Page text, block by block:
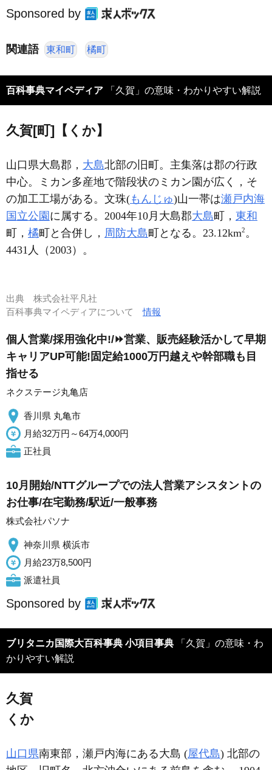
Sponsored by
関連語 東和町 橘町
百科事典マイペディア 「久賀」の意味・わかりやすい解説
久賀[町]【くか】
山口県大島郡， 大島北部の旧町。主集落は郡の行政
中心。ミカン多産地で階段状のミカン園が広く，そ
の加工工場がある。文珠(もんじゅ)山一帯は瀬戸内海
国立公園に属する。2004年10月大島郡大島町， 東和
町， 橘町と合併し， 周防大島町となる。23.12km2 。
4431人（2003）。
出典 株式会社平凡社
百科事典マイペディアについて情報
個人営業/採用強化中!/⏩️営業、販売経験活かして早期
キャリアUP可能!固定給1000万円越えや幹部職も目
指せる
ネクステージ丸亀店
香川県 丸亀市
月給32万円～64万4,000円
正社員
10月開始/NTTグループでの法人営業アシスタントの
お仕事/在宅勤務/駅近/一般事務
株式会社パソナ
神奈川県 横浜市
月給23万8,500円
派遣社員
Sponsored by
ブリタニカ国際大百科事典 小項目事典 「久賀」の意味・わ
かりやすい解説
久賀
くか
山口県南東部，瀬戸内海にある大島 (屋代島) 北部の